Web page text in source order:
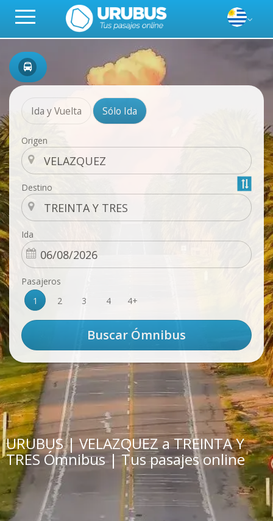
Ida y Vuelta Sólo Ida
Origen
Destino
Ida
Pasajeros
1
2 3 4 4+
URUBUS | VELAZQUEZ a TREINTA Y
TRES Ómnibus | Tus pasajes online